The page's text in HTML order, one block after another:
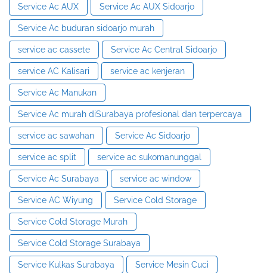
Service Ac AUX Service Ac AUX Sidoarjo
Service Ac buduran sidoarjo murah
service ac cassete Service Ac Central Sidoarjo
service AC Kalisari service ac kenjeran
Service Ac Manukan
Service Ac murah diSurabaya profesional dan terpercaya
service ac sawahan Service Ac Sidoarjo
service ac split service ac sukomanunggal
Service Ac Surabaya service ac window
Service AC Wiyung Service Cold Storage
Service Cold Storage Murah
Service Cold Storage Surabaya
Service Kulkas Surabaya Service Mesin Cuci